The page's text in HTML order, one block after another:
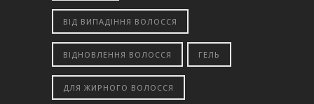
ВІД ВИПАДІННЯ ВОЛОССЯ
ВІДНОВЛЕННЯ ВОЛОССЯ ГЕЛЬ
ДЛЯ ЖИРНОГО ВОЛОССЯ